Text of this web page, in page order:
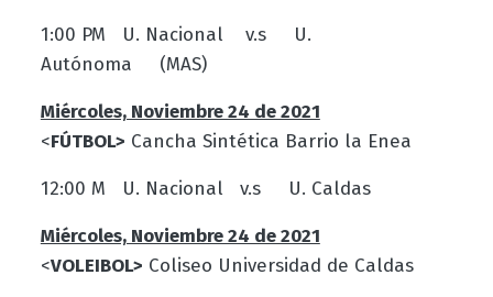
1:00 PM U. Nacional v.s U.
Autónoma (MAS)
Miércoles, Noviembre 24 de 2021
<FÚTBOL> Cancha Sintética Barrio la Enea
12:00 M U. Nacional v.s U. Caldas
Miércoles, Noviembre 24 de 2021
<VOLEIBOL> Coliseo Universidad de Caldas